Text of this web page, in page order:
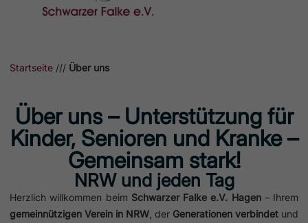
Startseite /// Über uns
Über uns – Unterstützung für
Kinder, Senioren und Kranke –
Gemeinsam stark!
NRW und jeden Tag
Herzlich willkommen beim Schwarzer Falke e.V. Hagen– Ihrem
gemeinnützigen Verein in NRW , der Generationen verbindet und